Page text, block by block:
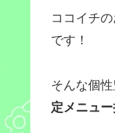
ココイチ
です！
そんな個
定メニュー